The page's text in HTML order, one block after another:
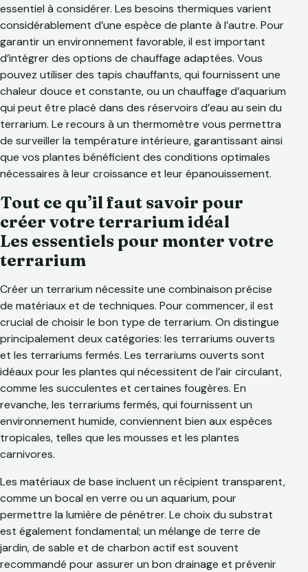
essentiel à considérer. Les besoins thermiques varient
considérablement d’une espèce de plante à l’autre. Pour
garantir un environnement favorable, il est important
d’intégrer des options de chauffage adaptées. Vous
pouvez utiliser des tapis chauffants, qui fournissent une
chaleur douce et constante, ou un chauffage d’aquarium
qui peut être placé dans des réservoirs d’eau au sein du
terrarium. Le recours à un thermomètre vous permettra
de surveiller la température intérieure, garantissant ainsi
que vos plantes bénéficient des conditions optimales
nécessaires à leur croissance et leur épanouissement.
Tout ce qu’il faut savoir pour
créer votre terrarium idéal
Les essentiels pour monter votre
terrarium
Créer un terrarium nécessite une combinaison précise
de matériaux et de techniques. Pour commencer, il est
crucial de choisir le bon type de terrarium. On distingue
principalement deux catégories: les terrariums ouverts
et les terrariums fermés. Les terrariums ouverts sont
idéaux pour les plantes qui nécessitent de l’air circulant,
comme les succulentes et certaines fougères. En
revanche, les terrariums fermés, qui fournissent un
environnement humide, conviennent bien aux espèces
tropicales, telles que les mousses et les plantes
carnivores.
Les matériaux de base incluent un récipient transparent,
comme un bocal en verre ou un aquarium, pour
permettre la lumière de pénétrer. Le choix du substrat
est également fondamental; un mélange de terre de
jardin, de sable et de charbon actif est souvent
recommandé pour assurer un bon drainage et prévenir